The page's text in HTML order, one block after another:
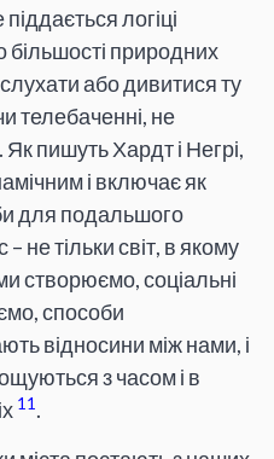
логіці
більшості природних
або дивитися ту
телебаченні, не
пишуть Хардт і Негрі,
і включає як
для подальшого
не тільки світ, в якому
створюємо, соціальні
способи
відносини між нами, і
з часом і в
11 .